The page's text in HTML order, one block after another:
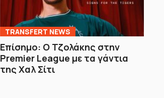
TRANSFERT NEWS
Επίσημο: Ο Τζολάκης στην
Premier League με τα γάντια
της Χαλ Σίτι